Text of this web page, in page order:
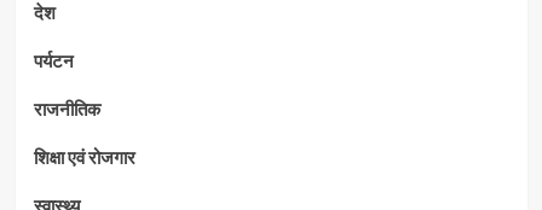
देश
पर्यटन
राजनीतिक
शिक्षा एवं रोजगार
स्वास्थ्य